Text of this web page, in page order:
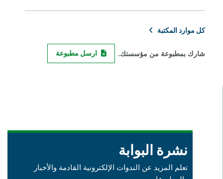
كل موارد المكتبة
شارك بمطبوعة من مؤسستك. ارسل مطبوعة
نشرة البوابة
تعلم المزيد عن الندوات الإلكترونية القادمة والأخبار